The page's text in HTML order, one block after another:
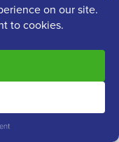
cherchent,